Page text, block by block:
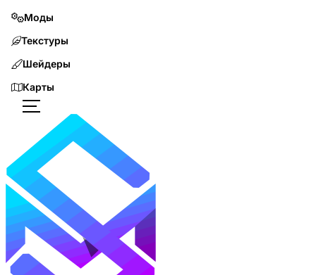
Моды
Текстуры
Шейдеры
Карты